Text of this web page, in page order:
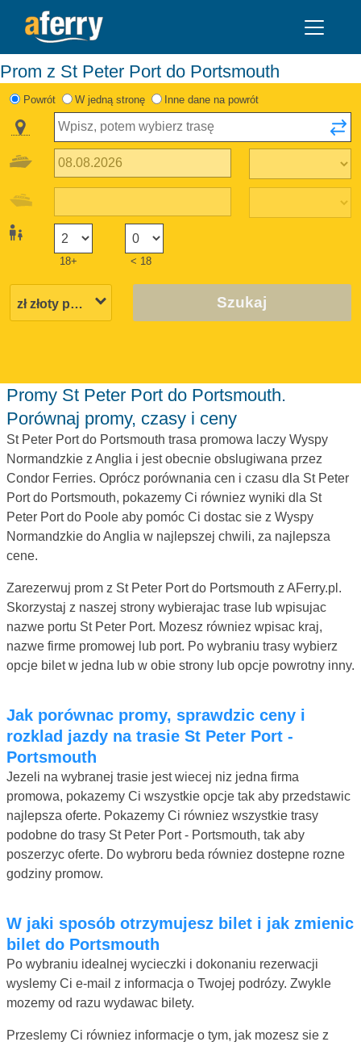
Prom z St Peter Port do Portsmouth
Powrót W jedną stronę Inne dane na powrót
18+ < 18
Szukaj
Promy St Peter Port do Portsmouth.
Porównaj promy, czasy i ceny
St Peter Port do Portsmouth trasa promowa laczy Wyspy
Normandzkie z Anglia i jest obecnie obslugiwana przez
Condor Ferries. Oprócz porównania cen i czasu dla St Peter
Port do Portsmouth, pokazemy Ci równiez wyniki dla St
Peter Port do Poole aby pomóc Ci dostac sie z Wyspy
Normandzkie do Anglia w najlepszej chwili, za najlepsza
cene.
Zarezerwuj prom z St Peter Port do Portsmouth z AFerry.pl.
Skorzystaj z naszej strony wybierajac trase lub wpisujac
nazwe portu St Peter Port. Mozesz równiez wpisac kraj,
nazwe firme promowej lub port. Po wybraniu trasy wybierz
opcje bilet w jedna lub w obie strony lub opcje powrotny inny.
Jak porównac promy, sprawdzic ceny i
rozklad jazdy na trasie St Peter Port -
Portsmouth
Jezeli na wybranej trasie jest wiecej niz jedna firma
promowa, pokazemy Ci wszystkie opcje tak aby przedstawic
najlepsza oferte. Pokazemy Ci równiez wszystkie trasy
podobne do trasy St Peter Port - Portsmouth, tak aby
poszerzyc oferte. Do wybroru beda równiez dostepne rozne
godziny promow.
W jaki sposób otrzymujesz bilet i jak zmienic
bilet do Portsmouth
Po wybraniu idealnej wycieczki i dokonaniu rezerwacji
wyslemy Ci e-mail z informacja o Twojej podrózy. Zwykle
mozemy od razu wydawac bilety.
Przeslemy Ci równiez informacje o tym, jak mozesz sie z